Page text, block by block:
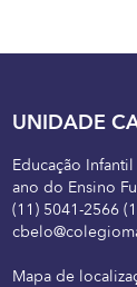
UNIDADE
Educação Infantil
ano do Ensino
(11) 5041-2566
Mapa de